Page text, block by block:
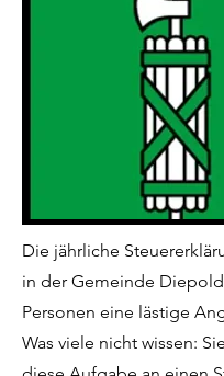
Die jährliche
in der Gemeinde
Personen eine lästige
Was viele nicht wissen: